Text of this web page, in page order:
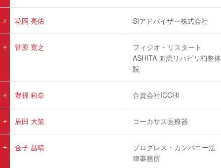
花岡 亮佑 SIアドバイザー株式会社
菅原 寛之
フィジオ・リスタート
ASHITA 血流リハビリ柏整体
院
豊福 莉奈 合資会社ICCHI
辰田 大策 コーカサス医療器
金子 昌晴
プログレス・カンパニー法
律事務所